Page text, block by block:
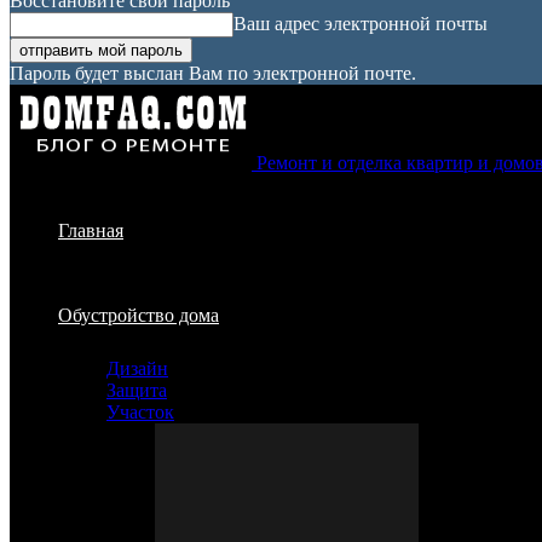
Ваш адрес электронной почты
Пароль будет выслан Вам по электронной почте.
Ремонт и отделка квартир и
Главная
Обустройство дома
Дизайн
Защита
Участок